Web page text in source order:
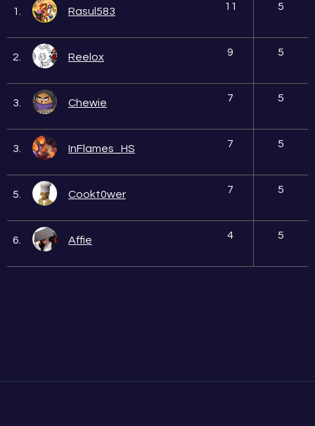
1. Rasul583 11 5
2. Reelox 9 5
3. Chewie 7 5
3. InFlames_HS 7 5
5. Cookt0wer 7 5
6. Affie 4 5